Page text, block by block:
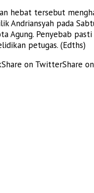
hebat tersebut
Andriansyah pada
Agung. Penyebab
petugas. (Edths)
Share on TwitterShare